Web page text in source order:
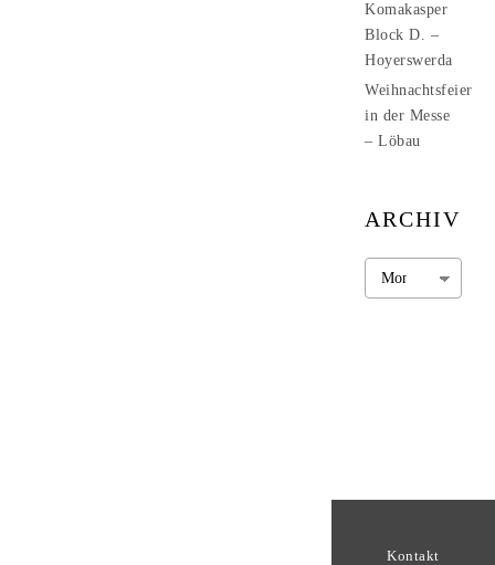
Komakasper
Block D. –
Hoyerswerda
Weihnachtsfeier
in der Messe
– Löbau
ARCHIV
Archiv
Kontakt